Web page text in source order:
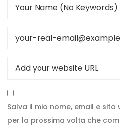
Salva il mio nome, email e
per la prossima volta che